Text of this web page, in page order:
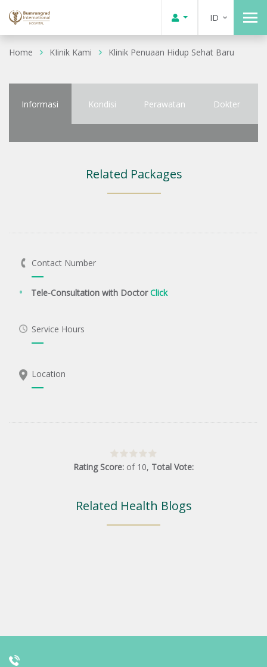
ID
Home KIinik Kami Klinik Penuaan Hidup Sehat Baru
Informasi Kondisi Perawatan Dokter
Related Packages
Contact Number
Tele-Consultation with DoctorClick
Service Hours
Location
Rating Score: of 10, Total Vote:
Related Health Blogs